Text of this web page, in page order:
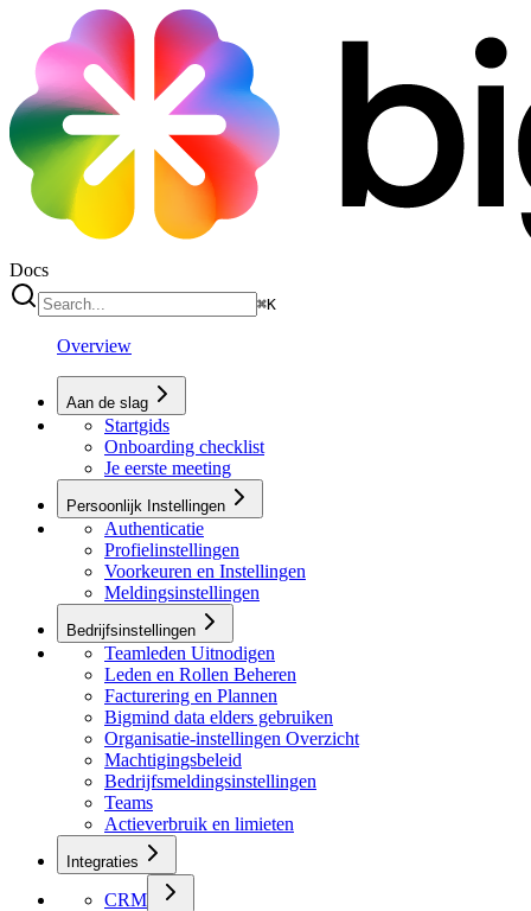
Docs
⌘K
Overview
Aan de slag
Startgids
Onboarding checklist
Je eerste meeting
Persoonlijk Instellingen
Authenticatie
Profielinstellingen
Voorkeuren en Instellingen
Meldingsinstellingen
Bedrijfsinstellingen
Teamleden Uitnodigen
Leden en Rollen Beheren
Facturering en Plannen
Bigmind data elders gebruiken
Organisatie-instellingen Overzicht
Machtigingsbeleid
Bedrijfsmeldingsinstellingen
Teams
Actieverbruik en limieten
Integraties
CRM